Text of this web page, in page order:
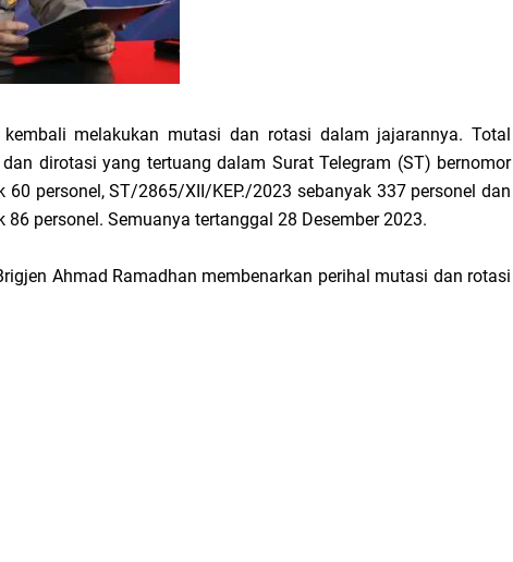
melakukan mutasi dan rotasi dalam jajarannya. Total
dirotasi yang tertuang dalam Surat Telegram (ST) bernomor
personel, ST/2865/XII/KEP./2023 sebanyak 337 personel dan
personel. Semuanya tertanggal 28 Desember 2023.
Ahmad Ramadhan membenarkan perihal mutasi dan rotasi